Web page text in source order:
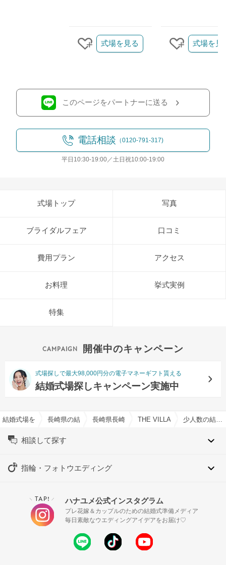
クリップする
式場を見る
クリップす
式場を見
このページをパートナーに送る
電話相談 （0120-791-317)
平日10:30-19:00／土日祝10:00-19:00
式場トップ 写真
ブライダルフェア 口コミ
費用プラン アクセス
お料理 挙式実例
特集
開催中のキャンペーン
式場探しで最大98,000円分の電子マネーギフト貰える
結婚式場探しキャンペーン実施中
結婚式場を探すならハナユメ
長崎県の結婚式場一覧長崎県長崎市の結婚式場一覧THE VILLAS NAGASAKIで少人数の結婚式特集
相談して探す
指輪・フォトウエディング
＼ TAP! ／ ハナユメ公式インスタグラム
プレ花嫁＆カップルのための結婚式準備メディア
毎日素敵なウエディングアイデアをお届け♡